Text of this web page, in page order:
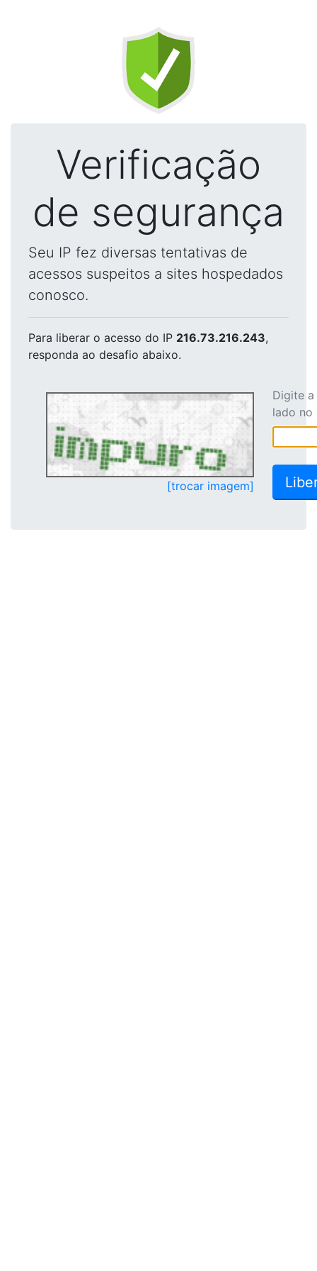
Verificação
de segurança
Seu IP fez diversas tentativas de
acessos suspeitos a sites hospedados
conosco.
Para liberar o acesso do IP 216.73.216.243,
responda ao desafio abaixo.
[trocar imagem]
Digite
lado no